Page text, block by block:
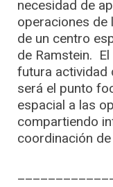
necesidad de
operaciones de
de un centro
de Ramstein.
futura actividad
será el punto
espacial a las
compartiendo
coordinación